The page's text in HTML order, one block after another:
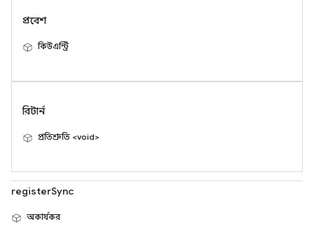
প্রবেশ
কিউএন্ট্রি
রিটার্ন
প্রতিশ্রুতি <void>
registerSync
অকার্যকর